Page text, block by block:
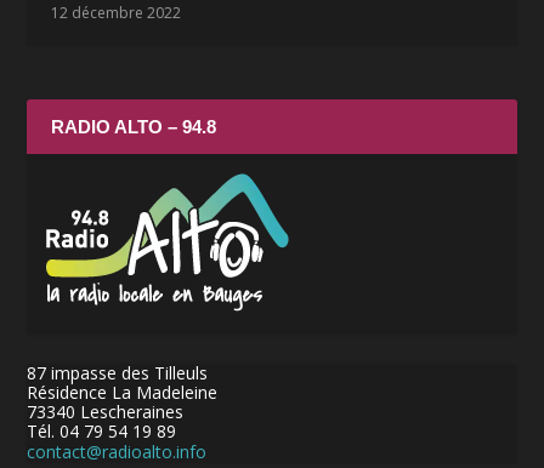
12 décembre 2022
RADIO ALTO – 94.8
87 impasse des Tilleuls
Résidence La Madeleine
73340 Lescheraines
Tél. 04 79 54 19 89
contact@radioalto.info